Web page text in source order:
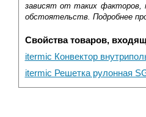
зависят от таких факторов,
обстоятельств. Подробнее
Свойства товаров,
itermic Конвектор
itermic Решетка рулонная